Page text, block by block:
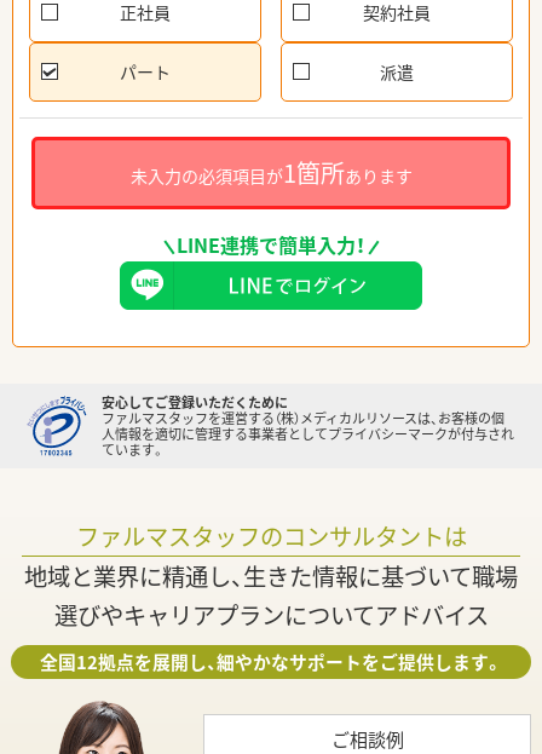
正社員 契約社員
パート 派遣
未入力の必須項目が1箇所あります
LINE連携で簡単入力！
安心してご登録いただくために
ファルマスタッフを運営する（株）メディカルリソースは、お客様の個
人情報を適切に管理する事業者としてプライバシーマークが付与され
ています。
ファルマスタッフのコンサルタントは
地域と業界に精通し、生きた情報に基づいて職場
選びやキャリアプランについてアドバイス
全国12拠点を展開し、細やかなサポートをご提供します。
ご相談例